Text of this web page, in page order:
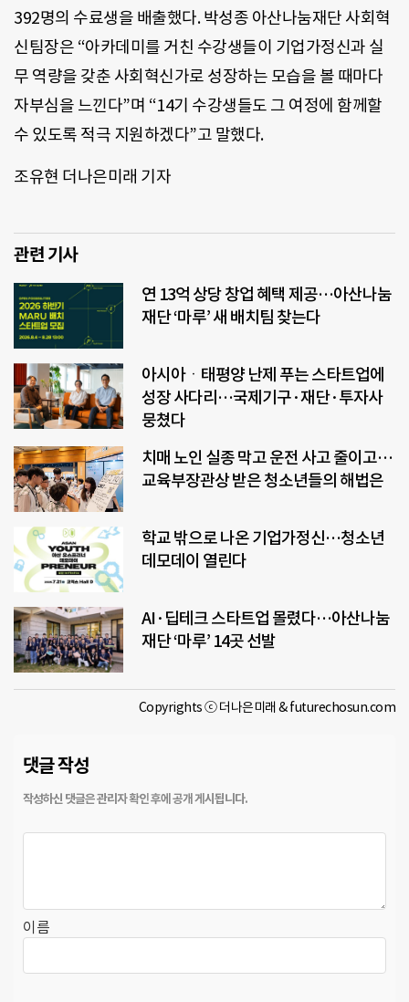
392명의 수료생을 배출했다. 박성종 아산나눔재단 사회혁
신팀장은 “아카데미를 거친 수강생들이 기업가정신과 실
무 역량을 갖춘 사회혁신가로 성장하는 모습을 볼 때마다
자부심을 느낀다”며 “14기 수강생들도 그 여정에 함께할
수 있도록 적극 지원하겠다”고 말했다.
조유현 더나은미래 기자
관련 기사
연 13억 상당 창업 혜택 제공…아산나눔
재단 ‘마루’ 새 배치팀 찾는다
아시아ㆍ태평양 난제 푸는 스타트업에
성장 사다리…국제기구·재단·투자사
뭉쳤다
치매 노인 실종 막고 운전 사고 줄이고…
교육부장관상 받은 청소년들의 해법은
학교 밖으로 나온 기업가정신…청소년
데모데이 열린다
AI·딥테크 스타트업 몰렸다…아산나눔
재단 ‘마루’ 14곳 선발
Copyrights ⓒ 더나은미래 & futurechosun.com
댓글 작성
이름